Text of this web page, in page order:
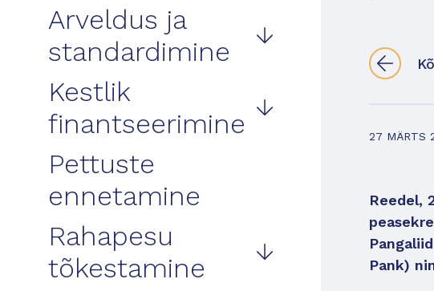
Arveldus ja
standardimine
Kestlik
finantseerimine
Pettuste
ennetamine
Rahapesu
tõkestamine
27 MÄRTS
Reedel,
Pank)